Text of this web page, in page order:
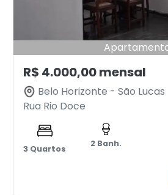
R$ 4.000,00 mensal
Belo Horizonte - São Lucas
Rua Rio Doce
3 Quartos
2 Banh.